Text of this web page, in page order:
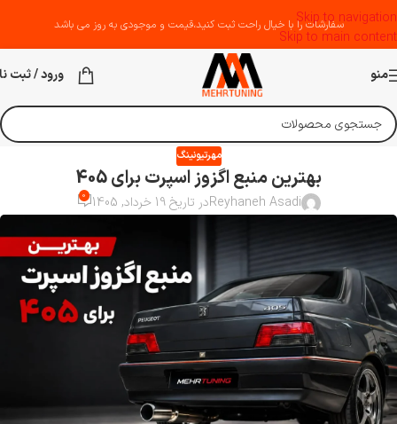
Skip to navigation
Skip to main content
سفارشات را با خیال راحت ثبت کنید،قیمت و موجودی به روز می باشد
منو ورود / ثبت
مهرتیونینگ
بهترین منبع اگزوز اسپرت برای 405
Reyhaneh Asadiدر تاریخ 19 خرداد, 1405 0